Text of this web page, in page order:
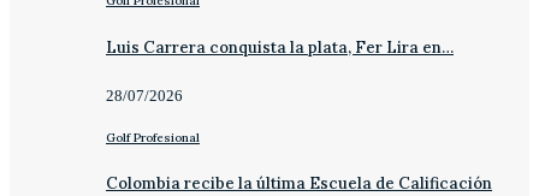
Luis Carrera conquista la plata, Fer Lira en…
28/07/2026
Golf Profesional
Colombia recibe la última Escuela de Calificación